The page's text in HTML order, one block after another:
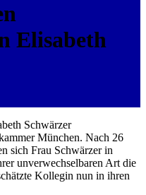
Elisabeth
Schwärzer
München. Nach 26
sich Frau Schwärzer in
unverwechselbaren Art die
Kollegin nun in ihren